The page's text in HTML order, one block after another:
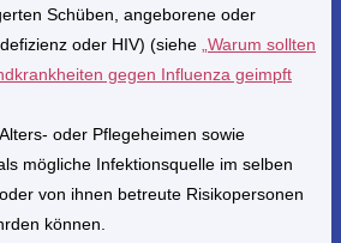
Schüben, angeborene oder
oder HIV) (siehe „Warum sollten
gegen Influenza geimpft
oder Pflegeheimen sowie
mögliche Infektionsquelle im selben
von ihnen betreute Risikopersonen
können.